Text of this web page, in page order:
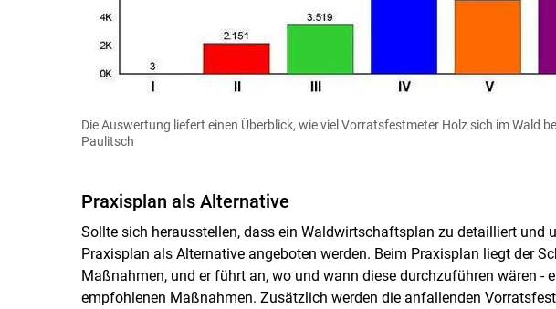
Die Auswertung liefert einen Überblick, wie viel Vorratsfestmeter Holz sich im Wald
Paulitsch
Praxisplan als Alternative
Sollte sich herausstellen, dass ein Waldwirtschaftsplan zu detailliert und
Praxisplan als Alternative angeboten werden. Beim Praxisplan liegt der
Maßnahmen, und er führt an, wo und wann diese durchzuführen wären -
empfohlenen Maßnahmen. Zusätzlich werden die anfallenden